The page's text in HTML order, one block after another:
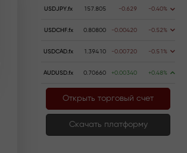
USDJPY.fx 157.805 -0.629 -0.40%
USDCHF.fx 0.80800 -0.00420 -0.52%
USDCAD.fx 1.39410 -0.00720 -0.51%
AUDUSD.fx 0.70660 +0.00340 +0.48%
Открыть торговый счет
Скачать платформу